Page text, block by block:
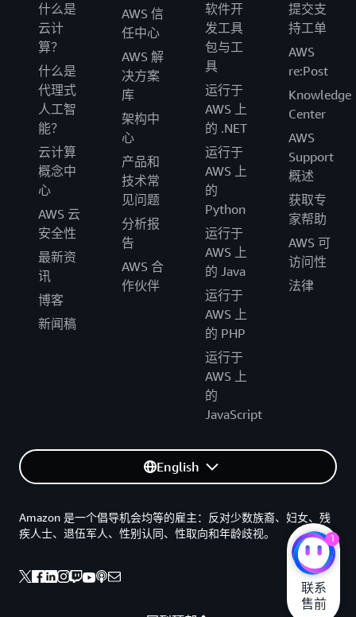
什么是
云计
算？
什么是
代理式
人工智
能？
云计算
概念中
心
AWS 云
安全性
最新资
讯
博客
新闻稿
AWS 信
任中心
AWS 解
决方案
库
架构中
心
产品和
技术常
见问题
分析报
告
AWS 合
作伙伴
软件开
发工具
包与工
具
运行于
AWS 上
的 .NET
运行于
AWS 上
的
Python
运行于
AWS 上
的 Java
运行于
AWS 上
的 PHP
运行于
AWS 上
的
JavaScript
提交支
持工单
AWS
re:Post
Knowledge
Center
AWS
Support
概述
获取专
家帮助
AWS 可
访问性
法律
English
Amazon 是一个倡导机会均等的雇主：反对少数族裔、妇女、残
疾人士、退伍军人、性别认同、性取向和年龄歧视。
1
联系
售前